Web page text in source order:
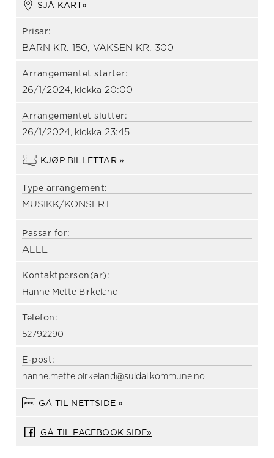
SJÅ KART»
Prisar:
BARN KR. 150, VAKSEN KR. 300
Arrangementet starter:
26/1/2024, klokka 20:00
Arrangementet slutter:
26/1/2024, klokka 23:45
KJØP BILLETTAR »
Type arrangement:
MUSIKK/KONSERT
Passar for:
ALLE
Kontaktperson(ar):
Hanne Mette Birkeland
Telefon:
52792290
E-post:
hanne.mette.birkeland@suldal.kommune.no
GÅ TIL NETTSIDE »
GÅ TIL FACEBOOK SIDE»